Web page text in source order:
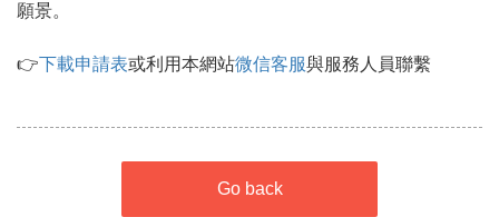
願景。
👉下載申請表或利用本網站微信客服與服務人員聯繫
Go back